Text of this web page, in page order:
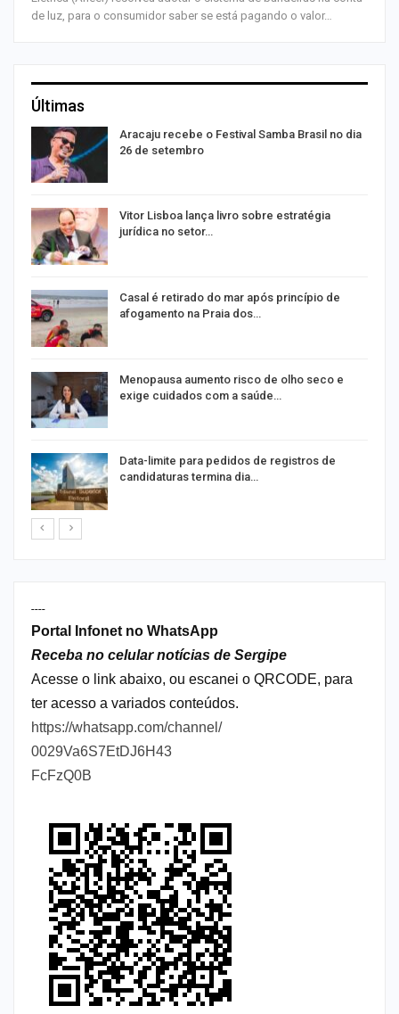
de luz, para o consumidor saber se está pagando o valor…
Últimas
Aracaju recebe o Festival Samba Brasil no dia
26 de setembro
Vitor Lisboa lança livro sobre estratégia
jurídica no setor…
Casal é retirado do mar após princípio de
afogamento na Praia dos…
Menopausa aumento risco de olho seco e
exige cuidados com a saúde…
Data-limite para pedidos de registros de
candidaturas termina dia…
----
Portal Infonet no WhatsApp
Receba no celular notícias de Sergipe
Acesse o link abaixo, ou escanei o QRCODE, para
ter acesso a variados conteúdos.
https://whatsapp.com/channel/
0029Va6S7EtDJ6H43
FcFzQ0B